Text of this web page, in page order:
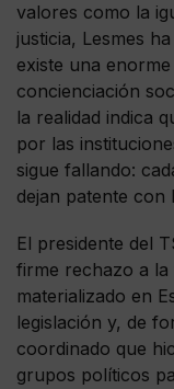
valores como la
justicia, Lesmes
existe una
concienciación
la realidad indica
por las
sigue fallando:
dejan patente con
El presidente del
firme rechazo a la
materializado en
legislación y, de
coordinado que
grupos políticos